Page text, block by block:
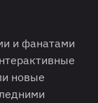
и фанатами
новые